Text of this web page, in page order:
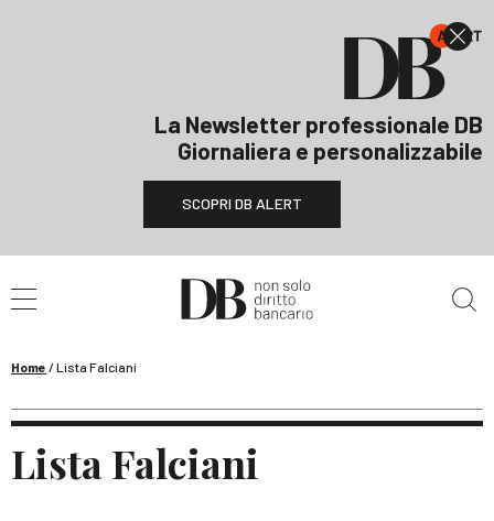
La Newsletter professionale DB
Giornaliera e personalizzabile
SCOPRI DB ALERT
Home /Lista Falciani
Lista Falciani